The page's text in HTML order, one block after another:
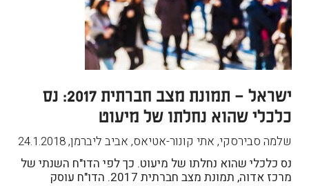
ישראל – תמונת מצב חברתית 2017: נס
כלכלי שהוא נחלתו של מיעוט
שלמה סבירסקי, אתי קונור-אטיאס, אביב ליברמן,
24.1.2018
נס כלכלי שהוא נחלתו של מיעוט. כך לפי הדו"ח השנתי של
מרכז אדוה, תמונת מצב חברתית 2017. הדו"ח עוסק